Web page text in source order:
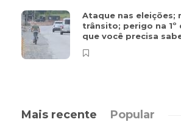
Ataque nas eleições;
trânsito; perigo na 1º
que você precisa
Mais recente Popular